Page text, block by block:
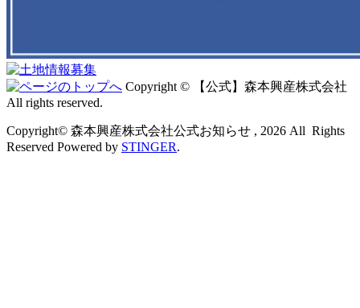
Copyright © 【公式】森本興産株式会社
All rights reserved.
Copyright© 森本興産株式会社公式お知らせ , 2026 All Rights
Reserved Powered by STINGER.